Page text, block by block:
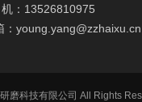
：13526810975
young.yang@zzhaixu.cn
磨科技有限公司 All Rights